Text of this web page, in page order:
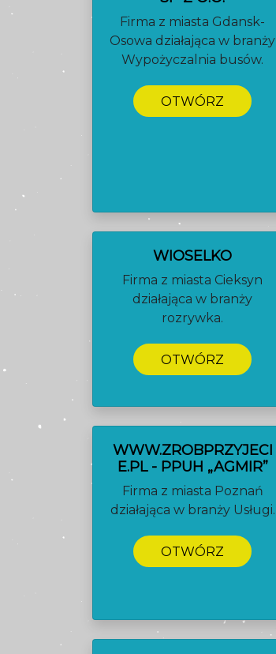
Firma z miasta Gdansk-
Osowa działająca w branży
Wypożyczalnia busów.
OTWÓRZ
WIOSELKO
Firma z miasta Cieksyn
działająca w branży
rozrywka.
OTWÓRZ
WWW.ZROBPRZYJECI
E.PL - PPUH „AGMIR”
Firma z miasta Poznań
działająca w branży Usługi.
OTWÓRZ